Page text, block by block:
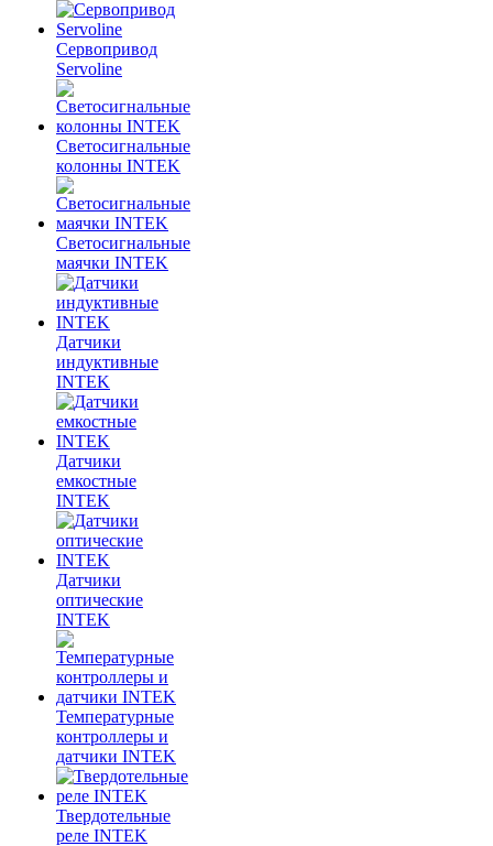
Сервопривод
Servoline
Светосигнальные
колонны INTEK
Светосигнальные
маячки INTEK
Датчики
индуктивные
INTEK
Датчики
емкостные
INTEK
Датчики
оптические
INTEK
Температурные
контроллеры и
датчики INTEK
Твердотельные
реле INTEK